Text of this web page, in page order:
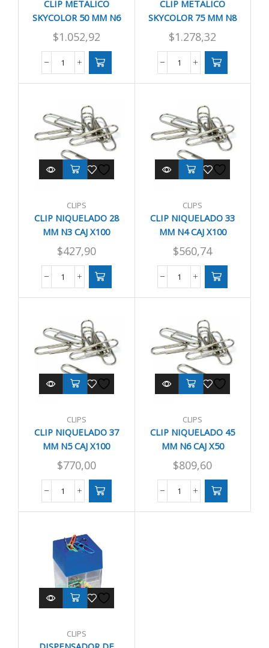
CLIP METALICO
SKYCOLOR 50 MM N6
CAJ X50
$1.052,92
CLIP
N6
CAJ
X50
cantidad
CLIP METALICO
SKYCOLOR 75 MM N8
CAJ X50
$1.278,32
CLIP
N8
CAJ
X50
cantidad
CLIPS
CLIP NIQUELADO 28
MM N3 CAJ X100
$427,90
CLIP
CAJ
X100
cantidad
CLIPS
CLIP NIQUELADO 33
MM N4 CAJ X100
$560,74
CLIP
CAJ
X100
cantidad
CLIPS
CLIP NIQUELADO 37
MM N5 CAJ X100
$770,00
CLIP
N5
CAJ
cantidad
CLIPS
CLIP NIQUELADO 45
MM N6 CAJ X50
$809,60
CLIP
CLIPS